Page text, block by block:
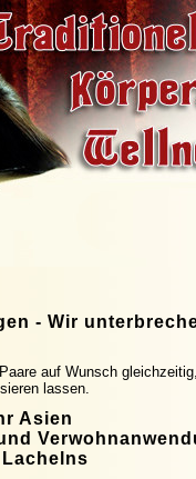
- Wir
auf Wunsch
lassen.
Asien